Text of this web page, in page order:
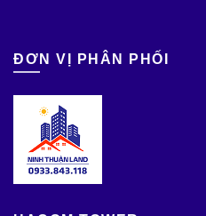
ĐƠN VỊ PHÂN PHỐI